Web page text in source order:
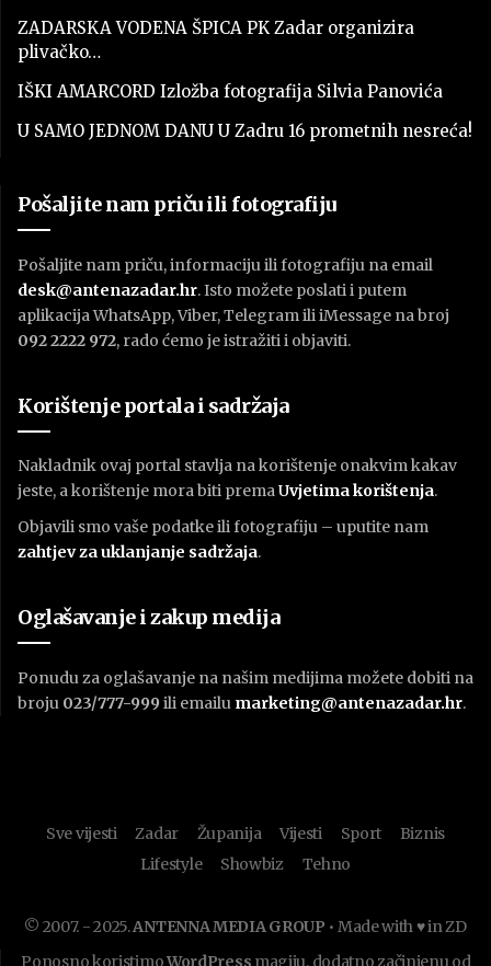
ZADARSKA VODENA ŠPICA PK Zadar organizira
plivačko…
IŠKI AMARCORD Izložba fotografija Silvia Panovića
U SAMO JEDNOM DANU U Zadru 16 prometnih nesreća!
Pošaljite nam priču ili fotografiju
Pošaljite nam priču, informaciju ili fotografiju na email
desk@antenazadar.hr. Isto možete poslati i putem
aplikacija WhatsApp, Viber, Telegram ili iMessage na broj
092 2222 972, rado ćemo je istražiti i objaviti.
Korištenje portala i sadržaja
Nakladnik ovaj portal stavlja na korištenje onakvim kakav
jeste, a korištenje mora biti premaUvjetima korištenja.
Objavili smo vaše podatke ili fotografiju – uputite nam
zahtjev za uklanjanje sadržaja.
Oglašavanje i zakup medija
Ponudu za oglašavanje na našim medijima možete dobiti na
broju 023/777-999 ili emailu marketing@antenazadar.hr.
Sve vijesti Zadar Županija Vijesti Sport
Biznis
Lifestyle
Showbiz Tehno
© 2007. - 2025.ANTENNA MEDIA GROUP • Made with ♥ in ZD
Ponosno koristimoWordPress magiju, dodatno začinjenu od